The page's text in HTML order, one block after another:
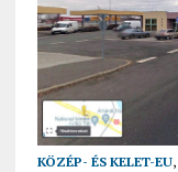
KÖZÉP- ÉS KELET-EU,